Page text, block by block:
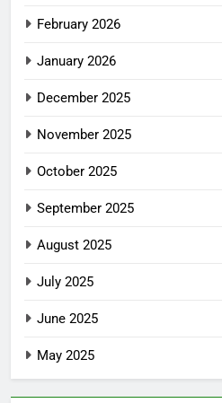
February 2026
January 2026
December 2025
November 2025
October 2025
September 2025
August 2025
July 2025
June 2025
May 2025